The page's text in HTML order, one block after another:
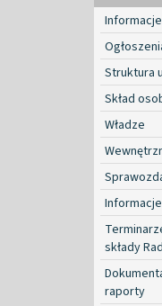
Struktura
Skład
Władze
składy
raporty